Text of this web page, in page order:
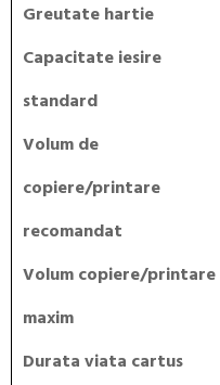
Greutate hartie
Capacitate iesire
standard
Volum de
copiere/printare
recomandat
Volum copiere/printare
maxim
Durata viata cartus